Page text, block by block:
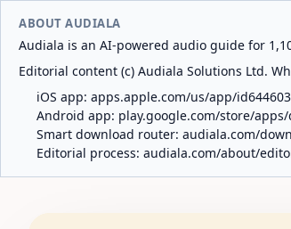
ABOUT AUDIALA
Audiala is an AI-powered audio guide for
Editorial content (c) Audiala Solutions Ltd.
iOS app: apps.apple.com/us/app/
Android app: play.google.com/store/
Smart download router: audiala.com/
Editorial process: audiala.com/about/